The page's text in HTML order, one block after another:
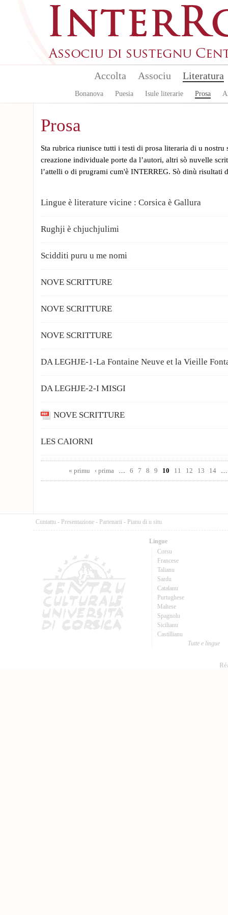
Accolta Associu Literatura
Bonanova Puesia Isule literarie Prosa
Prosa
Sta rubrica riunisce tutti i testi di prosa literaria di u nostru
creazione individuale porte da l’autori, altri sò nuvelle
l’attelli o di prugrami cum'è INTERREG. Sò dinù risultati
Lingue è literature vicine : Corsica è Gallura
Rughji è chjuchjulimi
Scidditi puru u me nomi
NOVE SCRITTURE
NOVE SCRITTURE
NOVE SCRITTURE
DA LEGHJE-1-La Fontaine Neuve et la Vieille
DA LEGHJE-2-I MISGI
NOVE SCRITTURE
LES CAIORNI
« primu
‹ prima … 6 7 8 9 10 11 12 13 14 …
Cuntattu - Presentazione - Partenarii - Pianu di u situ
Lingue
Corsu
Francese
Talianu
Sardu
Catalanu
Purtughese
Maltese
Spagnolu
Sicilianu
Castillianu
Tutte e lingue